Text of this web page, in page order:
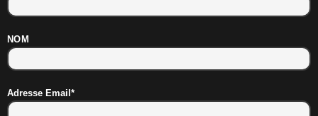
NOM
Adresse Email*